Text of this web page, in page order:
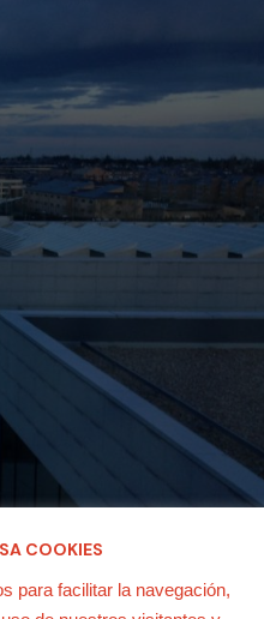
COOKIES
para facilitar la navegación,